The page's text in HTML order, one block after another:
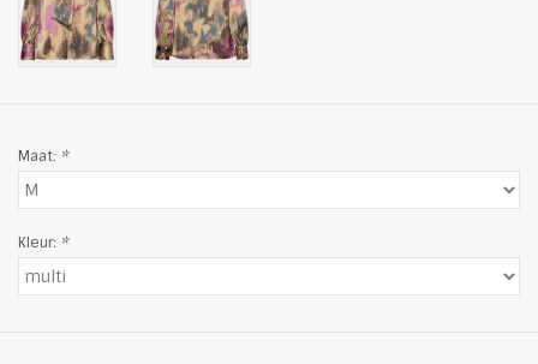
Maat: *
Kleur: *